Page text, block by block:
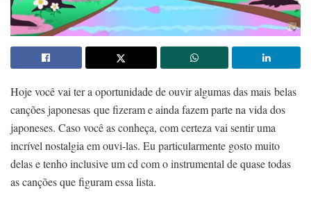
Hoje você vai ter a oportunidade de ouvir algumas das mais belas
canções japonesas que fizeram e ainda fazem parte na vida dos
japoneses. Caso você as conheça, com certeza vai sentir uma
incrível nostalgia em ouvi-las. Eu particularmente gosto muito
delas e tenho inclusive um cd com o instrumental de quase todas
as canções que figuram essa lista.